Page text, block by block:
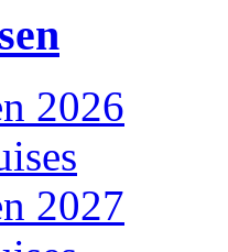
2026
2027